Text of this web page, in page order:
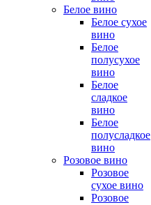
Белое вино
Белое сухое
вино
Белое
полусухое
вино
Белое
сладкое
вино
Белое
полусладкое
вино
Розовое вино
Розовое
сухое вино
Розовое